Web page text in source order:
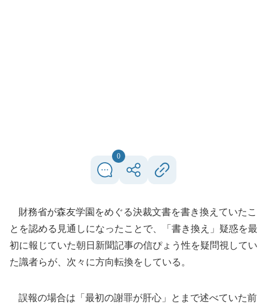
0
財務省が森友学園をめぐる決裁文書を書き換えていたこ
とを認める見通しになったことで、「書き換え」疑惑を最
初に報じていた朝日新聞記事の信ぴょう性を疑問視してい
た識者らが、次々に方向転換をしている。
誤報の場合は「最初の謝罪が肝心」とまで述べていた前